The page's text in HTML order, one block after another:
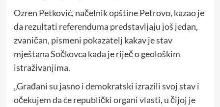
Ozren Petković, načelnik opštine Petrovo, kazao je
da rezultati referenduma predstavljaju još jedan,
zvaničan, pismeni pokazatelj kakav je stav
mještana Sočkovca kada je riječ o geološkim
istraživanjima.
„Građani su jasno i demokratski izrazili svoj stav i
očekujem da će republički organi vlasti, u čijoj je